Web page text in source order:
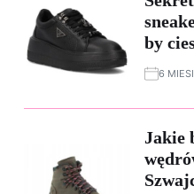
by
6
Jakie